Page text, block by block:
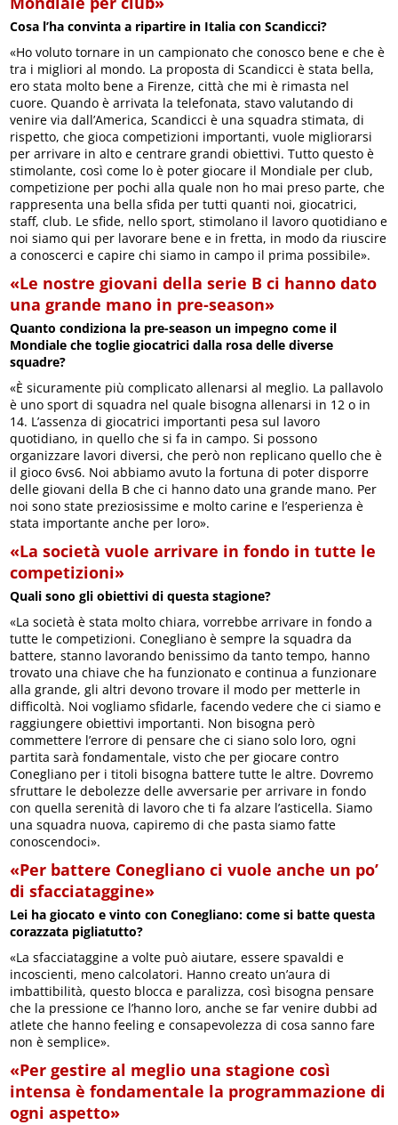
Cosa l’ha convinta a ripartire in Italia con Scandicci?
«Ho voluto tornare in un campionato che conosco bene e che è
tra i migliori al mondo. La proposta di Scandicci è stata bella,
ero stata molto bene a Firenze, città che mi è rimasta nel
cuore. Quando è arrivata la telefonata, stavo valutando di
venire via dall’America, Scandicci è una squadra stimata, di
rispetto, che gioca competizioni importanti, vuole migliorarsi
per arrivare in alto e centrare grandi obiettivi. Tutto questo è
stimolante, così come lo è poter giocare il Mondiale per club,
competizione per pochi alla quale non ho mai preso parte, che
rappresenta una bella sfida per tutti quanti noi, giocatrici,
staff, club. Le sfide, nello sport, stimolano il lavoro quotidiano e
noi siamo qui per lavorare bene e in fretta, in modo da riuscire
a conoscerci e capire chi siamo in campo il prima possibile».
«Le nostre giovani della serie B ci hanno dato
una grande mano in pre-season»
Quanto condiziona la pre-season un impegno come il
Mondiale che toglie giocatrici dalla rosa delle diverse
squadre?
«È sicuramente più complicato allenarsi al meglio. La pallavolo
è uno sport di squadra nel quale bisogna allenarsi in 12 o in
14. L’assenza di giocatrici importanti pesa sul lavoro
quotidiano, in quello che si fa in campo. Si possono
organizzare lavori diversi, che però non replicano quello che è
il gioco 6vs6. Noi abbiamo avuto la fortuna di poter disporre
delle giovani della B che ci hanno dato una grande mano. Per
noi sono state preziosissime e molto carine e l’esperienza è
stata importante anche per loro».
«La società vuole arrivare in fondo in tutte le
competizioni»
Quali sono gli obiettivi di questa stagione?
«La società è stata molto chiara, vorrebbe arrivare in fondo a
tutte le competizioni. Conegliano è sempre la squadra da
battere, stanno lavorando benissimo da tanto tempo, hanno
trovato una chiave che ha funzionato e continua a funzionare
alla grande, gli altri devono trovare il modo per metterle in
difficoltà. Noi vogliamo sfidarle, facendo vedere che ci siamo e
raggiungere obiettivi importanti. Non bisogna però
commettere l’errore di pensare che ci siano solo loro, ogni
partita sarà fondamentale, visto che per giocare contro
Conegliano per i titoli bisogna battere tutte le altre. Dovremo
sfruttare le debolezze delle avversarie per arrivare in fondo
con quella serenità di lavoro che ti fa alzare l’asticella. Siamo
una squadra nuova, capiremo di che pasta siamo fatte
conoscendoci».
«Per battere Conegliano ci vuole anche un po’
di sfacciataggine»
Lei ha giocato e vinto con Conegliano: come si batte questa
corazzata pigliatutto?
«La sfacciataggine a volte può aiutare, essere spavaldi e
incoscienti, meno calcolatori. Hanno creato un’aura di
imbattibilità, questo blocca e paralizza, così bisogna pensare
che la pressione ce l’hanno loro, anche se far venire dubbi ad
atlete che hanno feeling e consapevolezza di cosa sanno fare
non è semplice».
«Per gestire al meglio una stagione così
intensa è fondamentale la programmazione di
ogni aspetto»